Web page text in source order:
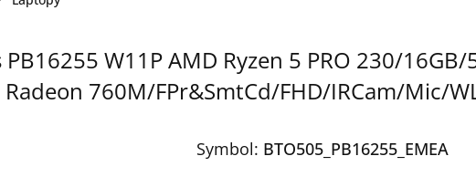
W11P AMD Ryzen 5 PRO 230/
Radeon 760M/FPr&SmtCd/FHD/IRCam/Mic/
Symbol: BTO505_PB16255_EMEA